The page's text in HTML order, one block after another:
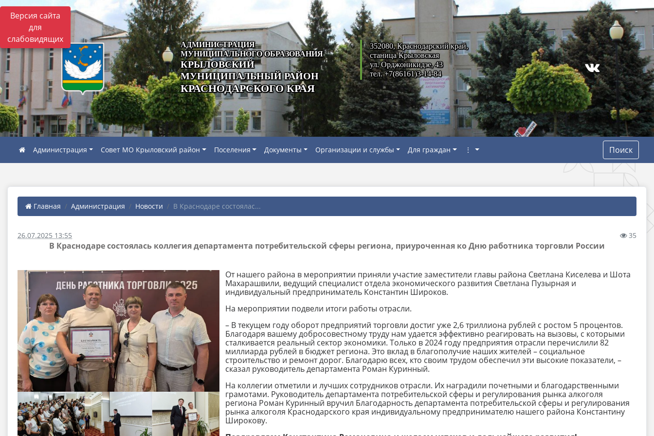
Версия сайта
для
слабовидящих
АДМИНИСТРАЦИЯ
МУНИЦИПАЛЬНОГО ОБРАЗОВАНИЯ
КРЫЛОВСКИЙ
МУНИЦИПАЛЬНЫЙ РАЙОН
КРАСНОДАРСКОГО КРАЯ
352080, Краснодарский край,
станица Крыловская
ул. Орджоникидзе, 43
тел. +7(86161)3-14-84
Администрация Совет МО Крыловский район Поселения Документы Организации и службы Для граждан ⋮ Поиск
Главная Администрация Новости В Краснодаре состоялас...
26.07.2025 13:55 35
В Краснодаре состоялась коллегия департамента потребительской сферы региона, приуроченная ко Дню работника торговли России
От нашего района в мероприятии приняли участие заместители главы района Светлана Киселева и Шота
Махарашвили, ведущий специалист отдела экономического развития Светлана Пузырная и
индивидуальный предприниматель Константин Широков.
На мероприятии подвели итоги работы отрасли.
– В текущем году оборот предприятий торговли достиг уже 2,6 триллиона рублей с ростом 5 процентов.
Благодаря вашему добросовестному труду нам удается эффективно реагировать на вызовы, с которыми
сталкивается реальный сектор экономики. Только в 2024 году предприятия отрасли перечислили 82
миллиарда рублей в бюджет региона. Это вклад в благополучие наших жителей – социальное
строительство и ремонт дорог. Благодарю всех, кто своим трудом обеспечил эти высокие показатели, –
сказал руководитель департамента Роман Куринный.
На коллегии отметили и лучших сотрудников отрасли. Их наградили почетными и благодарственными
грамотами. Руководитель департамента потребительской сферы и регулирования рынка алкоголя
региона Роман Куринный вручил Благодарность департамента потребительской сферы и регулирования
рынка алкоголя Краснодарского края индивидуальному предпринимателю нашего района Константину
Широкову.